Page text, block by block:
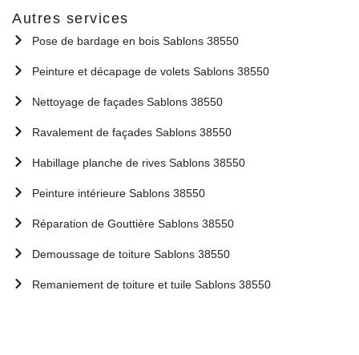
Autres services
Pose de bardage en bois Sablons 38550
Peinture et décapage de volets Sablons 38550
Nettoyage de façades Sablons 38550
Ravalement de façades Sablons 38550
Habillage planche de rives Sablons 38550
Peinture intérieure Sablons 38550
Réparation de Gouttière Sablons 38550
Demoussage de toiture Sablons 38550
Remaniement de toiture et tuile Sablons 38550